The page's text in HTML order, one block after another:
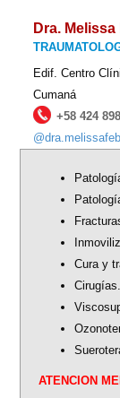
Dra.
Edif. Centro
Cumaná
+58 424
Cura y
Cirugías.
ATENCION